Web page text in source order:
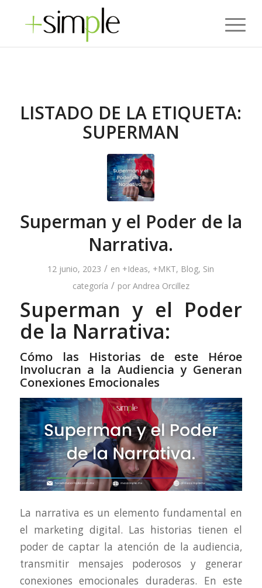
LISTADO DE LA ETIQUETA:
SUPERMAN
Superman y el Poder de la
Narrativa.
12 junio, 2023 / en +Ideas, +MKT, Blog, Sin
categoría / por Andrea Orcillez
Superman y el Poder
de la Narrativa:
Cómo las Historias de este Héroe
Involucran a la Audiencia y Generan
Conexiones Emocionales
La narrativa es un elemento fundamental en
el marketing digital. Las historias tienen el
poder de captar la atención de la audiencia,
transmitir mensajes poderosos y generar
conexiones emocionales duraderas. En este